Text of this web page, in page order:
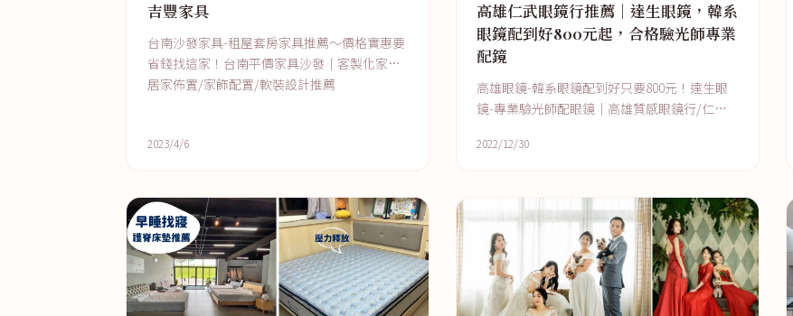
吉豐家具
台南沙發家具-租屋套房家具推薦～價格實惠要
省錢找這家！台南平價家具沙發│客製化家具/
居家佈置/家飾配置/軟裝設計推薦
2023/4/6
高雄仁武眼鏡行推薦｜達生眼鏡，韓系
眼鏡配到好800元起，合格驗光師專業
配鏡
高雄眼鏡-韓系眼鏡配到好只要800元！達生眼
鏡-專業驗光師配眼鏡│高雄質感眼鏡行/仁武
2022/12/30